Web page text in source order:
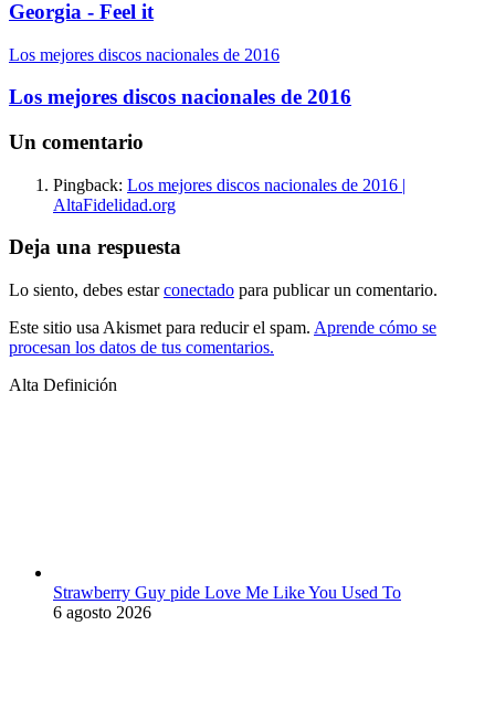
Georgia - Feel it
Los mejores discos nacionales de 2016
Los mejores discos nacionales de 2016
Un comentario
Pingback: Los mejores discos nacionales de 2016 |
AltaFidelidad.org
Deja una respuesta
Lo siento, debes estarconectado para publicar un comentario.
Este sitio usa Akismet para reducir el spam. Aprende cómo se
procesan los datos de tus comentarios.
Alta Definición
Strawberry Guy pide Love Me Like You Used To
6 agosto 2026